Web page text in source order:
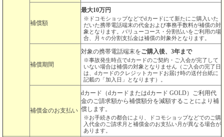
補償額
最大10万円
※ドコモショップなどでdカードにて新たにご購入いた
だいた携帯電話端末の代金および事務手数料が補償の対
象となります。バリューコース・分割払いをご利用の場
合、月々の分割支払金は補償の対象外となります。
補償期間
対象の携帯電話端末をご購入後、3年まで
※事故発生時点でdカードのご契約・ご入会が完了して
いない場合は補償の対象となりません（ご入会の完了日
は、dカードのクレジットカードお届け時の送付台紙に
記載の「加入日」となります）。
補償金のお支払い
dカード（dカードまたはdカード GOLD）ご利用代
金のご請求額から補償額分を減額することにより補
償します。
※お手続きの都合により、ドコモショップなどでのご購
入代金のご請求月と補償金のお支払い月が異なる場合が
あります。